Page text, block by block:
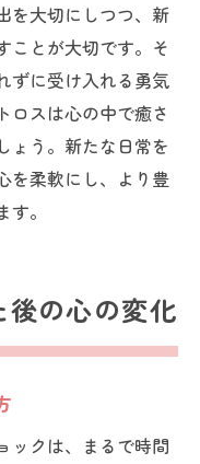
を大切にしつつ、新
ことが大切です。そ
ずに受け入れる勇気
ロスは心の中で癒さ
ょう。新たな日常を
を柔軟にし、より豊
。
の心の変化
ックは、まるで時間